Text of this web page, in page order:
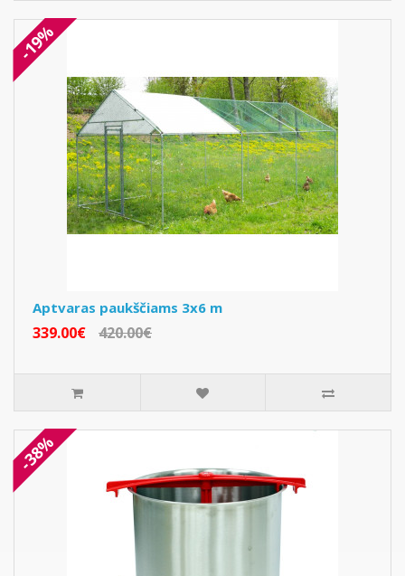
-19%
Aptvaras paukščiams 3x6 m
339.00€ 420.00€
-38%